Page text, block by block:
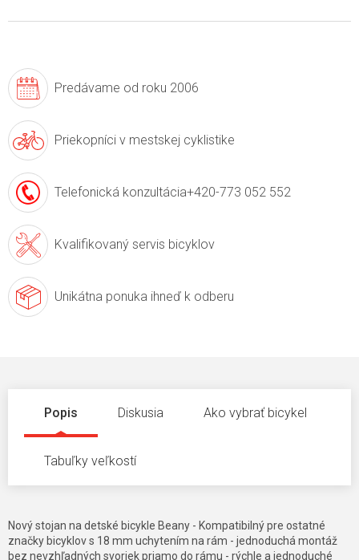
Predávame od roku 2006
Priekopníci v mestskej cyklistike
Telefonická konzultácia+420-773 052 552
Kvalifikovaný servis bicyklov
Unikátna ponuka ihneď k odberu
Popis Diskusia Ako vybrať bicykel
Tabuľky veľkostí
Nový stojan na detské bicykle Beany - Kompatibilný pre ostatné
značky bicyklov s 18 mm uchytením na rám - jednoduchá montáž
bez nevzhľadných svoriek priamo do rámu - rýchle a jednoduché